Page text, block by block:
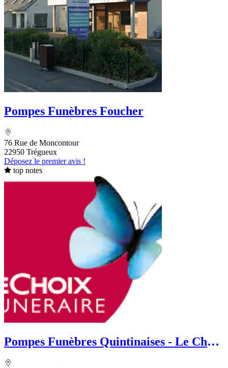
Pompes Funèbres Foucher
76 Rue de Moncontour
22950 Trégueux
Déposez le premier avis !
top notes
Pompes Funèbres Quintinaises - Le Choix